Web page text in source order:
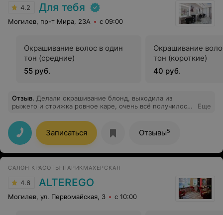
4.2 Для тебя
Могилев, пр-т Мира, 23А с 09:00
Окрашивание волос в один
тон (средние)
55 руб.
Окрашивание
тон (короткие)
40 руб.
Отзыв. Делали окрашивание блонд, выходила из
рыжего и стрижка ровное каре, очень всё получилось
Еще
Записаться Отзывы5
САЛОН КРАСОТЫ-ПАРИКМАХЕРСКАЯ
4.6 ALTEREGO
Могилев, ул. Первомайская, 3 с 10:00